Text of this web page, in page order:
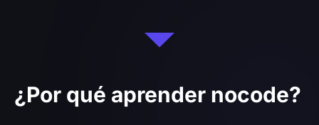
¿Por qué aprender nocode?